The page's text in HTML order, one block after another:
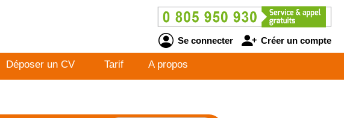
Se connecter Créer un compte
Déposer un CV Tarif A propos